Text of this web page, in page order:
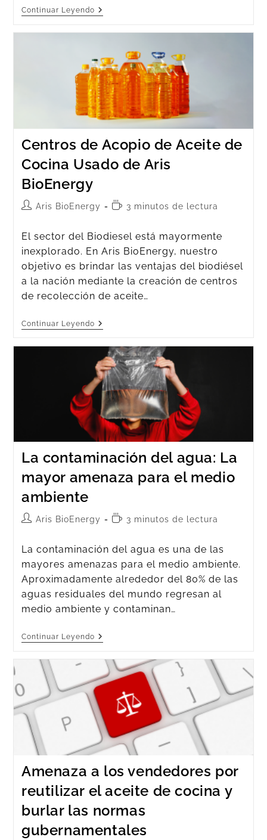
Continuar Leyendo
Centros de Acopio de Aceite de
Cocina Usado de Aris
BioEnergy
Aris BioEnergy 3 minutos de lectura
El sector del Biodiesel está mayormente
inexplorado. En Aris BioEnergy, nuestro
objetivo es brindar las ventajas del biodiésel
a la nación mediante la creación de centros
de recolección de aceite…
Continuar Leyendo
La contaminación del agua: La
mayor amenaza para el medio
ambiente
Aris BioEnergy 3 minutos de lectura
La contaminación del agua es una de las
mayores amenazas para el medio ambiente.
Aproximadamente alrededor del 80% de las
aguas residuales del mundo regresan al
medio ambiente y contaminan…
Continuar Leyendo
Amenaza a los vendedores por
reutilizar el aceite de cocina y
burlar las normas
gubernamentales